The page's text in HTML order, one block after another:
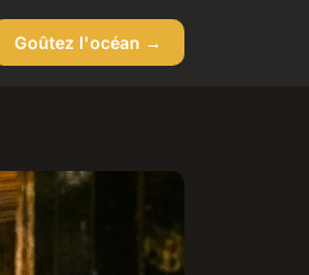
Goûtez l'océan →